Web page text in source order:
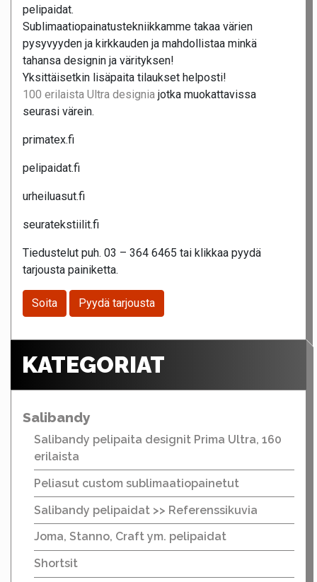
pelipaidat.
Sublimaatiopainatustekniikkamme takaa värien
pysyvyyden ja kirkkauden ja mahdollistaa minkä
tahansa designin ja värityksen!
Yksittäisetkin lisäpaita tilaukset helposti!
100 erilaista Ultra designia jotka muokattavissa
seurasi värein.
primatex.fi
pelipaidat.fi
urheiluasut.fi
seuratekstiilit.fi
Tiedustelut puh. 03 – 364 6465 tai klikkaa pyydä
tarjousta painiketta.
Soita Pyydä tarjousta
KATEGORIAT
Salibandy
Salibandy pelipaita designit Prima Ultra, 160
erilaista
Peliasut custom sublimaatiopainetut
Salibandy pelipaidat >> Referenssikuvia
Joma, Stanno, Craft ym. pelipaidat
Shortsit